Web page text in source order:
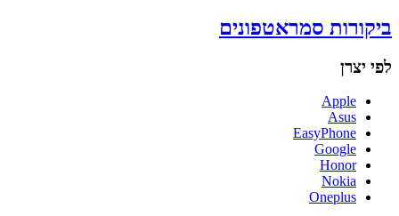
ביקורות סמראטפונים
לפי יצרן
Apple
Asus
EasyPhone
Google
Honor
Nokia
Oneplus